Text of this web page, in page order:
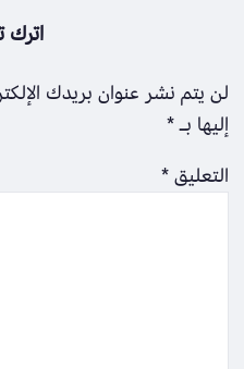
اترك
لن يتم نشر عنوان بريدك
إليها بـ*
التعليق*